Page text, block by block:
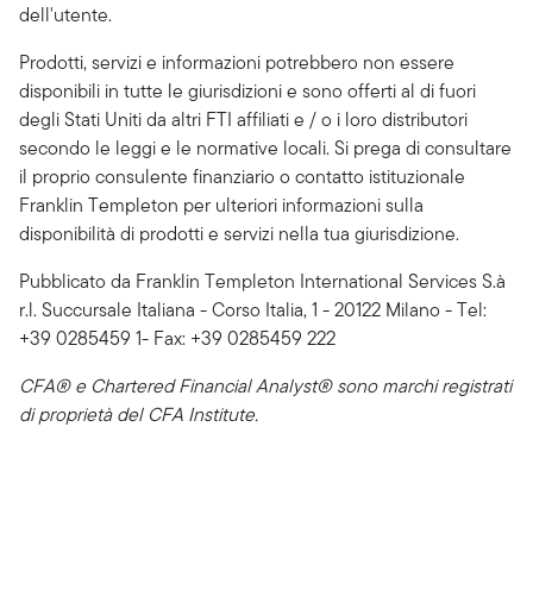
dell'utente.
Prodotti, servizi e informazioni potrebbero non essere
disponibili in tutte le giurisdizioni e sono offerti al di fuori
degli Stati Uniti da altri FTI affiliati e / o i loro distributori
secondo le leggi e le normative locali. Si prega di consultare
il proprio consulente finanziario o contatto istituzionale
Franklin Templeton per ulteriori informazioni sulla
disponibilità di prodotti e servizi nella tua giurisdizione.
Pubblicato da Franklin Templeton International Services S.à
r.l. Succursale Italiana - Corso Italia, 1 - 20122 Milano - Tel:
+39 0285459 1- Fax: +39 0285459 222
CFA® e Chartered Financial Analyst® sono marchi registrati
di proprietà del CFA Institute.